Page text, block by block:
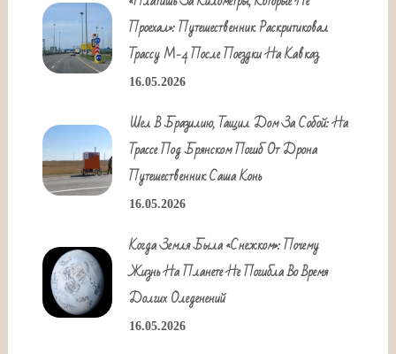
Проехал»: Путешественник Раскритиковал
Трассу М-4 После Поездки На Кавказ
16.05.2026
Шел В Бразилию, Тащил Дом За Собой: На
Трассе Под Брянском Погиб От Дрона
Путешественник Саша Конь
16.05.2026
Когда Земля Была «снежком»: Почему
Жизнь На Планете Не Погибла Во Время
Долгих Оледенений
16.05.2026